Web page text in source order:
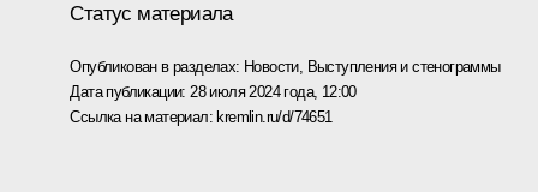
Статус материала
Опубликован в разделах: Новости, Выступления и стенограммы
Дата публикации: 28 июля 2024 года, 12:00
Ссылка на материал: kremlin.ru/d/74651